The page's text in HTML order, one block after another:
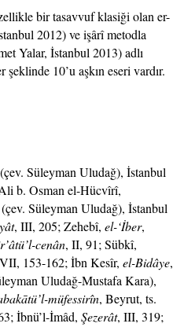
bir tasavvuf klasiği olan er-
2012) ve işârî metodla
Yalar, İstanbul 2013) adlı
10’u aşkın eseri vardır.
Süleyman Uludağ), İstanbul
b. Osman el-Hücvîrî,
Süleyman Uludağ), İstanbul
, III, 205; Zehebî,el-‘İber,
cenân, II, 91; Sübkî,
153-162; İbn Kesîr,el-Bidâye,
Uludağ-Mustafa Kara),
müfessirîn, Beyrut, ts.
İbnü’l-İmâd,Şezerât, III, 319;